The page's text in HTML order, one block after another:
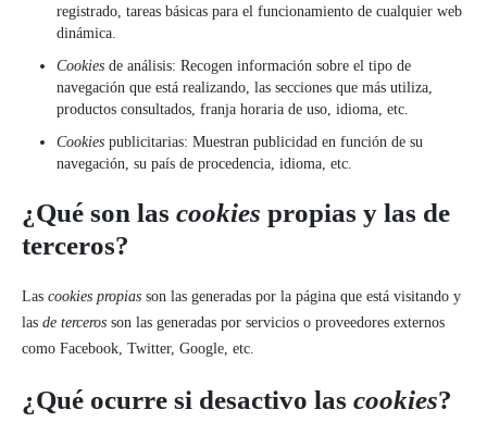
registrado, tareas básicas para el funcionamiento de cualquier web
dinámica.
Cookies de análisis: Recogen información sobre el tipo de
navegación que está realizando, las secciones que más utiliza,
productos consultados, franja horaria de uso, idioma, etc.
Cookies publicitarias: Muestran publicidad en función de su
navegación, su país de procedencia, idioma, etc.
¿Qué son las cookies propias y las de
terceros?
Las cookies propias son las generadas por la página que está visitando y
las de terceros son las generadas por servicios o proveedores externos
como Facebook, Twitter, Google, etc.
¿Qué ocurre si desactivo las cookies?